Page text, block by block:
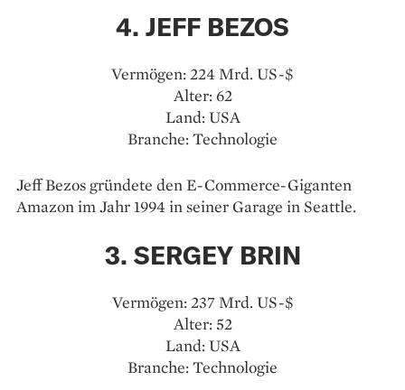
4. JEFF BEZOS
Vermögen: 224 Mrd. US-$
Alter: 62
Land: USA
Branche: Technologie
Jeff Bezos gründete den E-Commerce-Giganten
Amazon im Jahr 1994 in seiner Garage in Seattle.
3. SERGEY BRIN
Vermögen: 237 Mrd. US-$
Alter: 52
Land: USA
Branche: Technologie